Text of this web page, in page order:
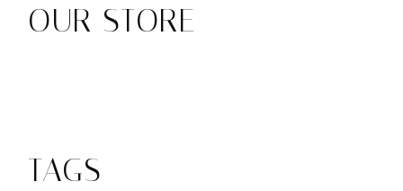
OUR STORE
TAGS